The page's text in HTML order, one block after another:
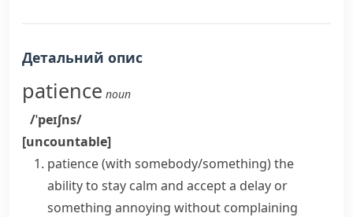
Детальний опис
patience noun
/ˈpeɪʃns/
[uncountable]
patience (with somebody/something)the
ability to stay calm and accept a delay or
something annoying without complaining